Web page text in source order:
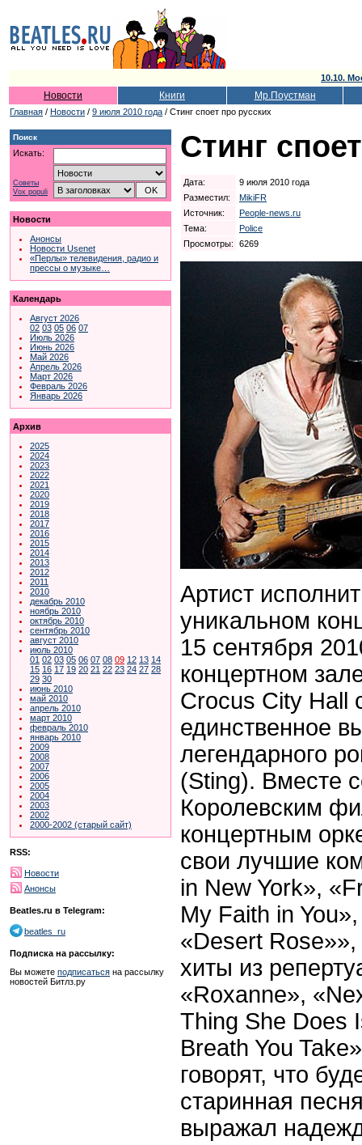
10.10.
Новости Книги Мр.Поустман
Главная / Новости / 9 июля 2010 года / Стинг споет про русских
Поиск
Искать:
Советы
Vox populi
Новости
Анонсы
Новости Usenet
«Перлы» телевидения, радио и
прессы о музыке…
Календарь
Август 2026
02 03 05 06 07
Июль 2026
Июнь 2026
Май 2026
Апрель 2026
Март 2026
Февраль 2026
Январь 2026
Архив
2025
2024
2023
2022
2021
2020
2019
2018
2017
2016
2015
2014
2013
2012
2011
2010
декабрь 2010
ноябрь 2010
октябрь 2010
сентябрь 2010
август 2010
июль 2010
01 02 03 05 06 07 08 09 12 13 14
15 16 17 19 20 21 22 23 24 27 28
29 30
июнь 2010
май 2010
апрель 2010
март 2010
февраль 2010
январь 2010
2009
2008
2007
2006
2005
2004
2003
2002
2000-2002 (старый сайт)
RSS:
Новости
Анонсы
Beatles.ru в Telegram:
beatles_ru
Подписка на рассылку:
Вы можете подписаться на рассылку
новостей Битлз.ру
Стинг
Дата:
9 июля 2010 года
Разместил:
MikiFR
Источник:
People-news.ru
Тема:
Police
Просмотры:
6269
Артист
уникальном
15 сентября
концертном
Crocus City Hall
единственное
легендарного
(Sting). Вместе
Королевским
концертным
свои лучшие
in New York»,
My Faith in
«Desert
хиты из
«Roxanne»,
Thing She Does
Breath You
говорят, что
старинная
выражал